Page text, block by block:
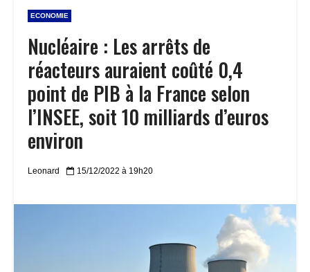
ECONOMIE
Nucléaire : Les arrêts de
réacteurs auraient coûté 0,4
point de PIB à la France selon
l’INSEE, soit 10 milliards d’euros
environ
Leonard 15/12/2022 à 19h20